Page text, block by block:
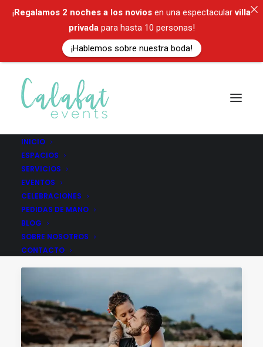
INICIO
ESPACIOS
SERVICIOS
EVENTOS
CELEBRACIONES
PEDIDAS DE MANO
BLOG
SOBRE NOSOTROS
CONTACTO
ES
Mariages À Tarragone
¡Regalamos 2 noches a los novios en una espectacularvilla
privadapara hasta 10 personas!
¡Hablemos sobre nuestra boda!